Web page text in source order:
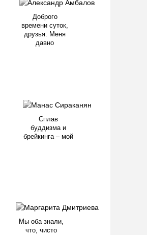
Доброго
времени суток,
друзья. Меня
давно
Сплав
буддизма и
брейкинга – мой
Мы оба знали,
что, чисто